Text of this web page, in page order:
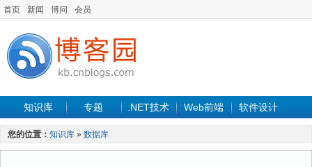
首页 新闻 博问 会员
知识库 专题 .NET技术 Web前端 软件设计
手机开发 软件工程
最新文章
您的位置： 知识库 » 数据库